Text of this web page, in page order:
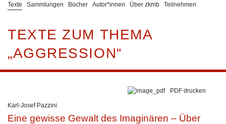
Texte Sammlungen Bücher Autor*innen Über zkmb Teilnehmen
TEXTE ZUM THEMA
„AGGRESSION“
PDF drucken
Karl-Josef Pazzini
Eine gewisse Gewalt des Imaginären – Über